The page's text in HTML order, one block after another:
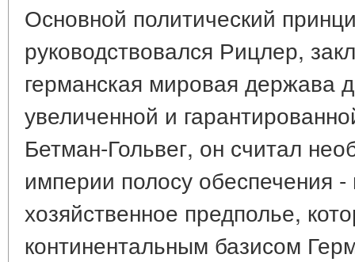
Основной политический
руководствовался Рицлер,
германская мировая держава
увеличенной и
Бетман-Гольвег, он считал
империи полосу обеспечения -
хозяйственное предполье,
континентальным базисом